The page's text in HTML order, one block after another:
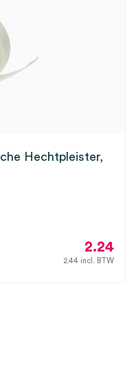
Hechtpleister,
2.24
2.44 incl. BTW